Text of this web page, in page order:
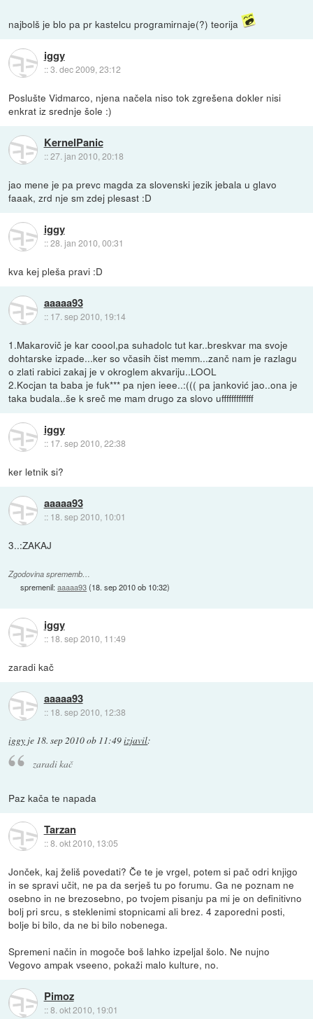
najbolš je blo pa pr kastelcu programirnaje(?) teorija
iggy
::3. dec 2009, 23:12
Poslušte Vidmarco, njena načela niso tok zgrešena dokler nisi
enkrat iz srednje šole :)
KernelPanic
::27. jan 2010, 20:18
jao mene je pa prevc magda za slovenski jezik jebala u glavo
faaak, zrd nje sm zdej plesast :D
iggy
::28. jan 2010, 00:31
kva kej pleša pravi :D
aaaaa93
:: 17. sep 2010, 19:14
1.Makarovič je kar coool,pa suhadolc tut kar..breskvar ma svoje
dohtarske izpade...ker so včasih čist memm...zanč nam je razlagu
o zlati rabici zakaj je v okroglem akvariju..LOOL
2.Kocjan ta baba je fuk*** pa njen ieee..:((( pa janković jao..ona je
taka budala..še k sreč me mam drugo za slovo ufffffffffffff
iggy
:: 17. sep 2010, 22:38
ker letnik si?
aaaaa93
:: 18. sep 2010, 10:01
3..:ZAKAJ
Zgodovina sprememb…
spremenil:aaaaa93(18. sep 2010 ob 10:32)
iggy
:: 18. sep 2010, 11:49
zaradi kač
aaaaa93
:: 18. sep 2010, 12:38
iggy je 18. sep 2010 ob 11:49izjavil:
zaradi kač
Paz kača te napada
Tarzan
::8. okt 2010, 13:05
Jonček, kaj želiš povedati? Če te je vrgel, potem si pač odri knjigo
in se spravi učit, ne pa da serješ tu po forumu. Ga ne poznam ne
osebno in ne brezosebno, po tvojem pisanju pa mi je on definitivno
bolj pri srcu, s steklenimi stopnicami ali brez. 4 zaporedni posti,
bolje bi bilo, da ne bi bilo nobenega.
Spremeni način in mogoče boš lahko izpeljal šolo. Ne nujno
Vegovo ampak vseeno, pokaži malo kulture, no.
Pimoz
::8. okt 2010, 19:01